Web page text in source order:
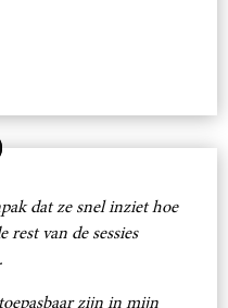
dat ze snel inziet hoe
rest van de sessies
zijn in mijn